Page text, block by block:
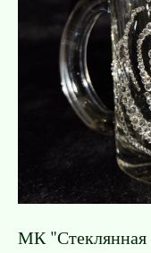
МК "Стеклянная